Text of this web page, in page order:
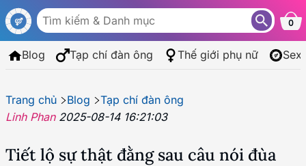
0
Blog Tạp chí đàn ông Thế giới phụ nữ
Trang chủ Blog
Tạp chí đàn ông
Linh Phan 2025-08-14 16:21:03
Tiết lộ sự thật đằng sau câu nói đùa